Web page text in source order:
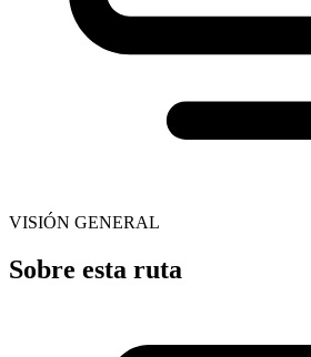
VISIÓN GENERAL
Sobre esta ruta